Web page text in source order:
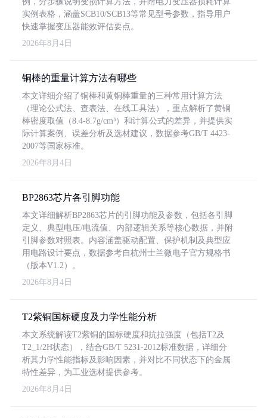
实例表格，涵盖SCB10/SCB13等常见型号参数，指导用户
快速掌握变压器能效评估要点。
2026年8月4日
铜棒的重量计算方法有哪些
本文详细介绍了铜棒和黄铜棒重量的三种常用计算方法
（理论公式法、查表法、在线工具法），重点解析了黄铜
棒密度取值（8.4-8.7g/cm³）和计算公式的差异，并提供实
际计算案例、误差分析及选材建议，数据参考GB/T 4423-
2007等国家标准。
2026年8月4日
BP2863芯片各引脚功能
本文详细解析BP2863芯片的引脚功能及参数，包括各引脚
定义、典型电压/电流值、内部逻辑关系等核心数据，并附
引脚参数对照表。内容涵盖驱动配置、保护机制及典型应
用电路设计要点，数据参考自杭州士兰微电子官方规格书
（版本V1.2）。
2026年8月4日
T2紫铜国标硬度及力学性能分析
本文系统解读T2紫铜的国标硬度和抗拉强度（包括T2及
T2_1/2H状态），结合GB/T 5231-2012标准数据，详细分
析其力学性能指标及影响因素，并对比不同状态下的金属
特性差异，为工业选材提供参考。
2026年8月4日